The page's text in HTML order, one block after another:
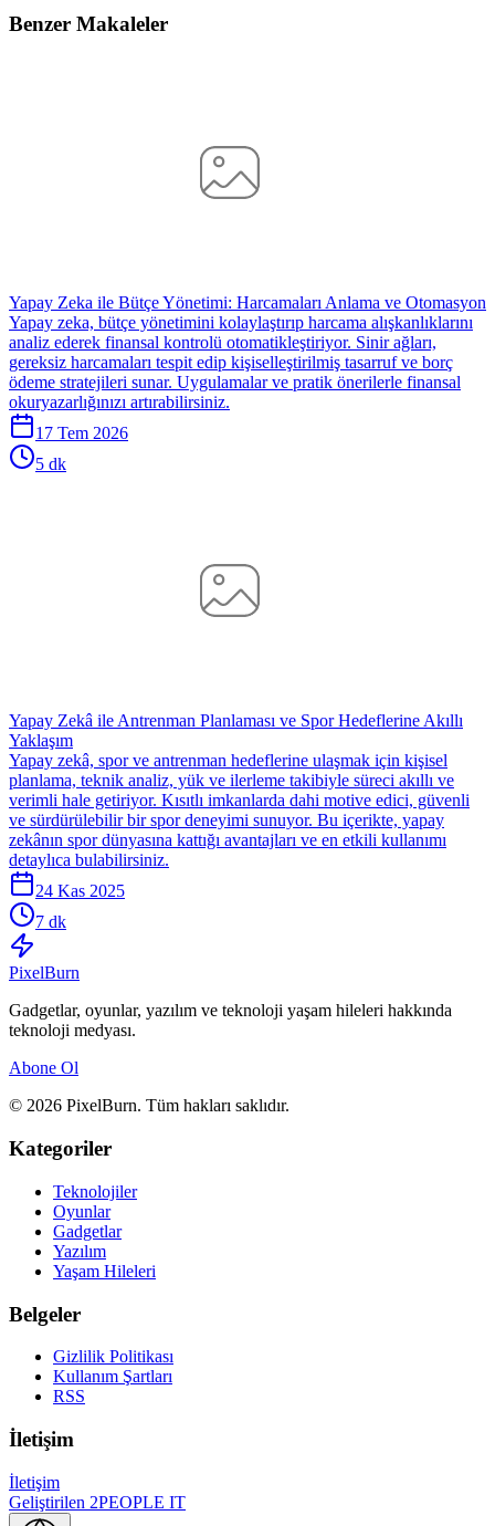
Benzer Makaleler
Yapay Zeka ile Bütçe Yönetimi: Harcamaları Anlama ve Otomasyon
Yapay zeka, bütçe yönetimini kolaylaştırıp harcama alışkanlıklarını
analiz ederek finansal kontrolü otomatikleştiriyor. Sinir ağları,
gereksiz harcamaları tespit edip kişiselleştirilmiş tasarruf ve borç
ödeme stratejileri sunar. Uygulamalar ve pratik önerilerle finansal
okuryazarlığınızı artırabilirsiniz.
17 Tem 2026
5 dk
Yapay Zekâ ile Antrenman Planlaması ve Spor Hedeflerine Akıllı
Yaklaşım
Yapay zekâ, spor ve antrenman hedeflerine ulaşmak için kişisel
planlama, teknik analiz, yük ve ilerleme takibiyle süreci akıllı ve
verimli hale getiriyor. Kısıtlı imkanlarda dahi motive edici, güvenli
ve sürdürülebilir bir spor deneyimi sunuyor. Bu içerikte, yapay
zekânın spor dünyasına kattığı avantajları ve en etkili kullanımı
detaylıca bulabilirsiniz.
24 Kas 2025
7 dk
PixelBurn
Gadgetlar, oyunlar, yazılım ve teknoloji yaşam hileleri hakkında
teknoloji medyası.
Abone Ol
© 2026 PixelBurn. Tüm hakları saklıdır.
Kategoriler
Teknolojiler
Oyunlar
Gadgetlar
Yazılım
Yaşam Hileleri
Belgeler
Gizlilik Politikası
Kullanım Şartları
RSS
İletişim
İletişim
Geliştirilen 2PEOPLE IT